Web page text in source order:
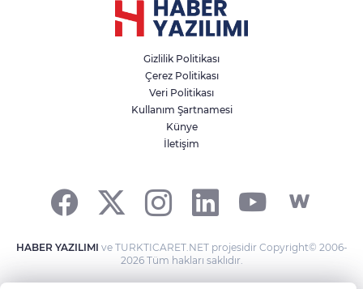
Gizlilik Politikası
Çerez Politikası
Veri Politikası
Kullanım Şartnamesi
Künye
İletişim
HABER YAZILIMI ve TURKTICARET.NET projesidir Copyright© 2006-
2026 Tüm hakları saklıdır.